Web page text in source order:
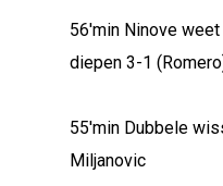
56'min Ninove
diepen 3-1
55'min Dubbele
Miljanovic